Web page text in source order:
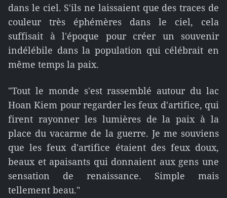
dans le ciel. S'ils ne laissaient que des traces de
couleur très éphémères dans le ciel, cela
suffisait à l'époque pour créer un souvenir
indélébile dans la population qui célébrait en
même temps la paix.
"Tout le monde s'est rassemblé autour du lac
Hoan Kiem pour regarder les feux d'artifice, qui
firent rayonner les lumières de la paix à la
place du vacarme de la guerre. Je me souviens
que les feux d'artifice étaient des feux doux,
beaux et apaisants qui donnaient aux gens une
sensation de renaissance. Simple mais
tellement beau."